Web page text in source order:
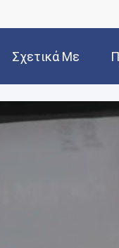
Σχετικά Με